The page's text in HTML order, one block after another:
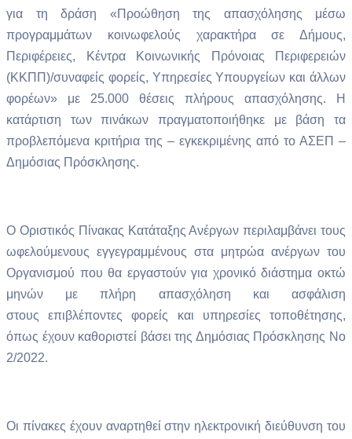
για τη δράση «Προώθηση της απασχόλησης μέσω
προγραμμάτων κοινωφελούς χαρακτήρα σε Δήμους,
Περιφέρειες, Κέντρα Κοινωνικής Πρόνοιας Περιφερειών
(ΚΚΠΠ)/συναφείς φορείς, Υπηρεσίες Υπουργείων και άλλων
φορέων» με 25.000 θέσεις πλήρους απασχόλησης. Η
κατάρτιση των πινάκων πραγματοποιήθηκε με βάση τα
προβλεπόμενα κριτήρια της – εγκεκριμένης από το ΑΣΕΠ –
Δημόσιας Πρόσκλησης.
Ο Οριστικός Πίνακας Κατάταξης Ανέργων περιλαμβάνει τους
ωφελούμενους εγγεγραμμένους στα μητρώα ανέργων του
Οργανισμού που θα εργαστούν για χρονικό διάστημα οκτώ
μηνών με πλήρη απασχόληση και ασφάλιση
στουςεπιβλέποντες φορείς και υπηρεσίες τοποθέτησης,
όπως έχουν καθοριστεί βάσει της Δημόσιας Πρόσκλησης Νο
2/2022.
Οι πίνακες έχουν αναρτηθεί στην ηλεκτρονική διεύθυνση του